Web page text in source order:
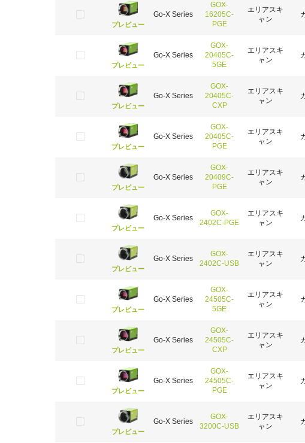
プレビュー
Go-X Series
GOX-
16205C-
PGE
エリアスキ
ャン
プレビュー
Go-X Series
GOX-
20405C-
5GE
エリアスキ
ャン
プレビュー
Go-X Series
GOX-
20405C-
CXP
エリアスキ
ャン
プレビュー
Go-X Series
GOX-
20405C-
PGE
エリアスキ
ャン
プレビュー
Go-X Series
GOX-
20409C-
PGE
エリアスキ
ャン
プレビュー
Go-X Series
GOX-
2402C-PGE
エリアスキ
ャン
プレビュー
Go-X Series
GOX-
2402C-USB
エリアスキ
ャン
プレビュー
Go-X Series
GOX-
24505C-
5GE
エリアスキ
ャン
プレビュー
Go-X Series
GOX-
24505C-
CXP
エリアスキ
ャン
プレビュー
Go-X Series
GOX-
24505C-
PGE
エリアスキ
ャン
プレビュー
Go-X Series
GOX-
3200C-USB
エリアスキ
ャン